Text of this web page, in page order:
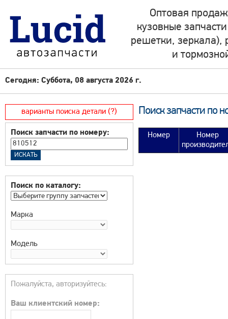
Оптовая
кузовные
решетки, зеркала),
и
Сегодня: Суббота, 08 августа 2026 г.
варианты поиска детали (?)
Поиск запчасти по номеру:
Поиск по каталогу:
Марка
Модель
Пожалуйста, авторизуйтесь:
Ваш клиентский номер:
Поиск запчасти по
Номер
Номер